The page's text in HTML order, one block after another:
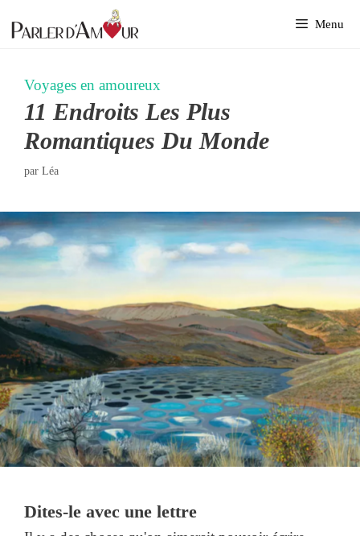
au
Menu
Voyages en amoureux
11 Endroits Les Plus
Romantiques Du Monde
par Léa
Dites-le avec une lettre